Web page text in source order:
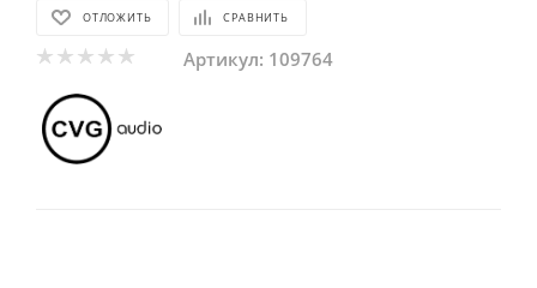
ОТЛОЖИТЬ СРАВНИТЬ
Артикул: 109764